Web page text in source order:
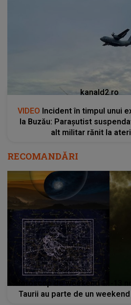
kanald2.ro
VIDEO Incident în timpul unui
la Buzău: Parașutist
alt militar rănit la
RECOMANDĂRI
Horoscop de weekend 11-13
Taurii au parte de un